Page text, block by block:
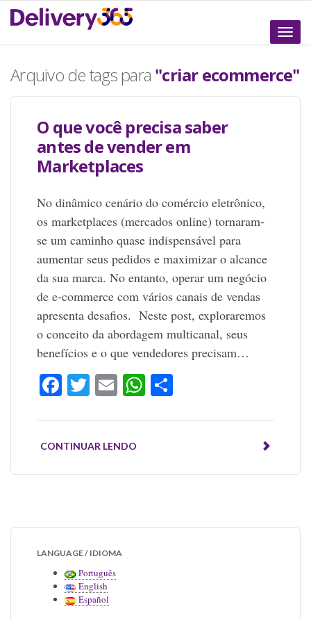
Arquivo de tags para "criar ecommerce"
O que você precisa saber
antes de vender em
Marketplaces
No dinâmico cenário do comércio eletrônico,
os marketplaces (mercados online) tornaram-
se um caminho quase indispensável para
aumentar seus pedidos e maximizar o alcance
da sua marca. No entanto, operar um negócio
de e-commerce com vários canais de vendas
apresenta desafios. Neste post, exploraremos
o conceito da abordagem multicanal, seus
benefícios e o que vendedores precisam…
Facebook
Twitter
EmailWhatsApp
CONTINUAR LENDO
LANGUAGE / IDIOMA
Português
English
Español